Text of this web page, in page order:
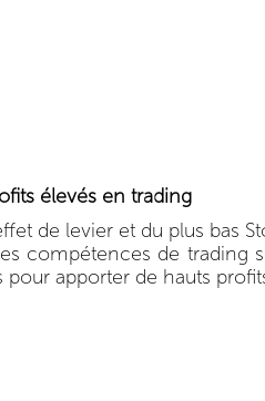
élevés en trading
de levier et du plus bas
compétences de trading
apporter de hauts